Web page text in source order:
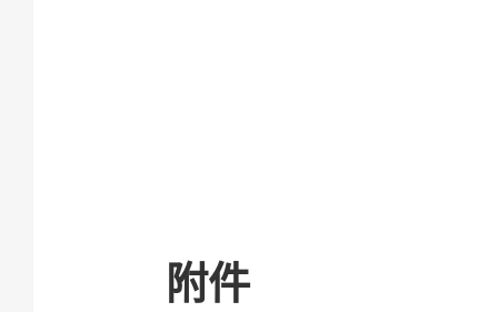
附件